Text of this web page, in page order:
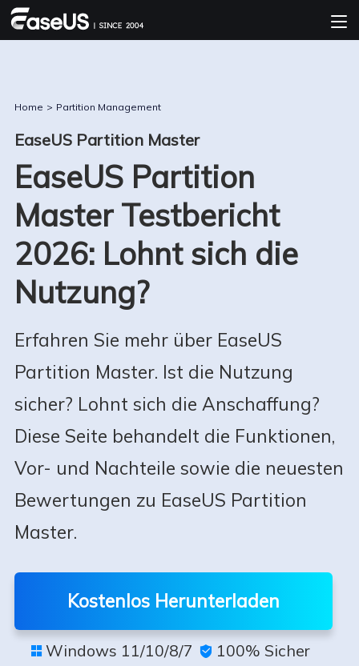
Home > Partition Management
EaseUS Partition Master
EaseUS Partition
Master Testbericht
2026: Lohnt sich die
Nutzung?
Erfahren Sie mehr über EaseUS
Partition Master. Ist die Nutzung
sicher? Lohnt sich die Anschaffung?
Diese Seite behandelt die Funktionen,
Vor- und Nachteile sowie die neuesten
Bewertungen zu EaseUS Partition
Master.
Kostenlos Herunterladen
 Windows 11/10/8/7  100% Sicher